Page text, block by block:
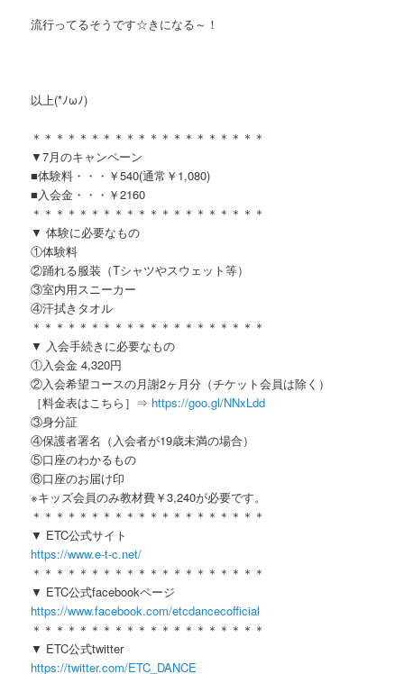
流行ってるそうです☆きになる～！
以上(*ﾉωﾉ)
＊＊＊＊＊＊＊＊＊＊＊＊＊＊＊＊＊＊＊＊
▼7月のキャンペーン
■体験料・・・￥540(通常￥1,080)
■入会金・・・￥2160
＊＊＊＊＊＊＊＊＊＊＊＊＊＊＊＊＊＊＊＊
▼ 体験に必要なもの
①体験料
②踊れる服装（Tシャツやスウェット等）
③室内用スニーカー
④汗拭きタオル
＊＊＊＊＊＊＊＊＊＊＊＊＊＊＊＊＊＊＊＊
▼ 入会手続きに必要なもの
①入会金 4,320円
②入会希望コースの月謝2ヶ月分（チケット会員は除く）
［料金表はこちら］⇒ https://goo.gl/NNxLdd
③身分証
④保護者署名（入会者が19歳未満の場合）
⑤口座のわかるもの
⑥口座のお届け印
※キッズ会員のみ教材費￥3,240が必要です。
＊＊＊＊＊＊＊＊＊＊＊＊＊＊＊＊＊＊＊＊
▼ ETC公式サイト
https://www.e-t-c.net/
＊＊＊＊＊＊＊＊＊＊＊＊＊＊＊＊＊＊＊＊
▼ ETC公式facebookページ
https://www.facebook.com/etcdancecofficial
＊＊＊＊＊＊＊＊＊＊＊＊＊＊＊＊＊＊＊＊
▼ ETC公式twitter
https://twitter.com/ETC_DANCE